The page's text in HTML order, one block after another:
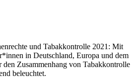
und Tabakkontrolle 2021: Mit
in Deutschland, Europa und dem
den Zusammenhang von Tabakkontrolle
beleuchtet.